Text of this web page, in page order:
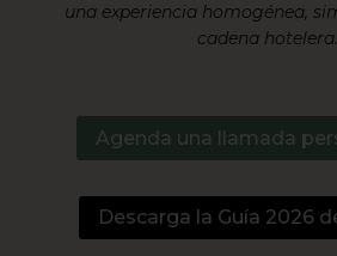
una experiencia homogénea,
cadena hotelera.
Agenda una llamada
Descarga la Guía 2026